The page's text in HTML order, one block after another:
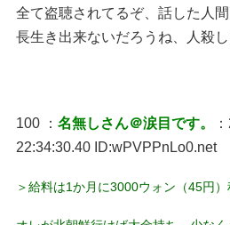
全て盗聴されてるぞ、話した人間
長生き出来ないだろうね、人殺
100 ： 名無しさん＠涙目です。
22:34:30.40 ID:wPVPPnLo0.net
＞給料は1か月に3000ウォン（45円